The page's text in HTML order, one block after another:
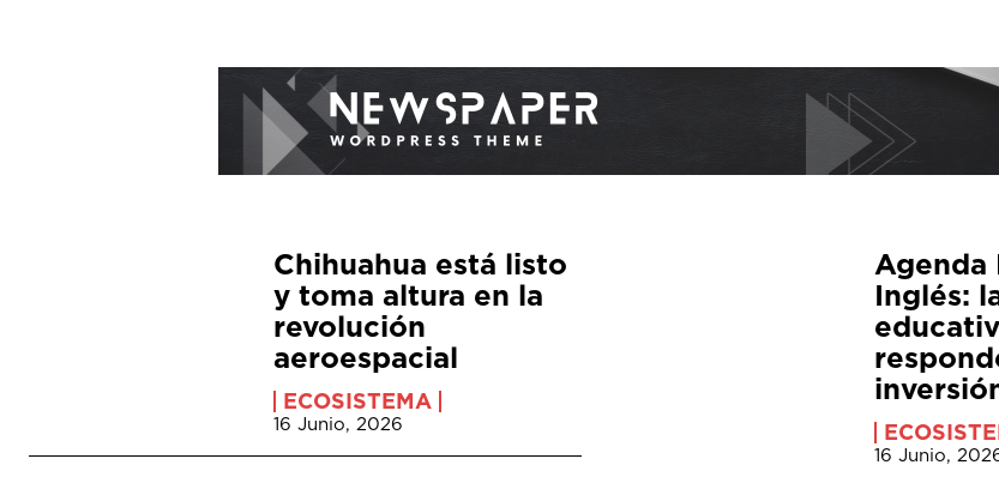
Chihuahua está listo
y toma altura en la
revolución
aeroespacial
ECOSISTEMA
16 Junio, 2026
Agenda
Inglés:
16 Junio,